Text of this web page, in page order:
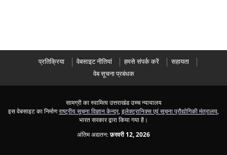
प्रतिक्रिया वेबसाइट नीतियां हमसे संपर्क करें
सहायता
वेब सूचना प्रबंधक
सामग्री का स्वामित्व उत्तराखंड उच्च न्यायालय
इस वेबसाइट का निर्माणराष्ट्रीय सूचना विज्ञान केन्द्र, इलेक्ट्रानिक्स एवं सूचना प्रौद्योगिकी मंत्रालय
भारत सरकार द्वारा किया गया है।
अंतिम अद्यतन:फ़रवरी 12, 2026